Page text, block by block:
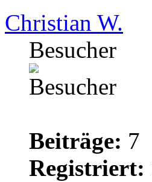
Christian W.
Besucher
Beiträge: 7
Registriert: